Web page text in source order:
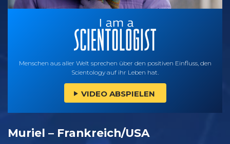
Menschen aus aller Welt sprechen über den positiven Einfluss, den
Scientology auf ihr Leben hat.
VIDEO ABSPIELEN
Muriel – Frankreich/USA